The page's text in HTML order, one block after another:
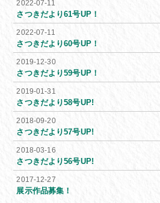
2022-07-11
さつきだより61号UP！
2022-07-11
さつきだより60号UP！
2019-12-30
さつきだより59号UP！
2019-01-31
さつきだより58号UP!
2018-09-20
さつきだより57号UP!
2018-03-16
さつきだより56号UP!
2017-12-27
展示作品募集！